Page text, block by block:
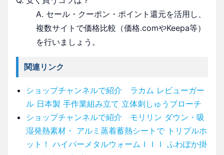
A. セール・クーポン・ポイント還元を活用し、
複数サイトで価格比較（価格.comやKeepa等）
を行いましょう。
関連リンク
ショップチャンネルで紹介 ラカム レビューガー
ル 日本製 手作業組み立て 立体刺しゅうブローチ
ショップチャンネルで紹介 モリリン ダウン・吸
湿発熱素材・ アルミ蒸着蓄熱シートで トリプルホ
ット！ ハイパーメタルウォームＩＩＩ ふわぽか掛